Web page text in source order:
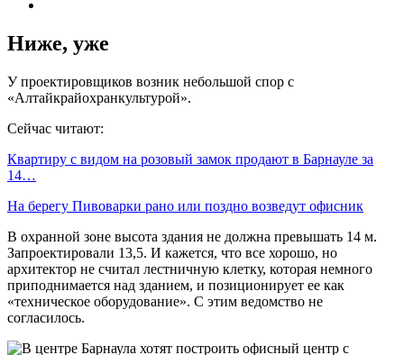
Ниже, уже
У проектировщиков возник небольшой спор с
«Алтайкрайохранкультурой».
Сейчас читают:
Квартиру с видом на розовый замок продают в Барнауле за
14…
На берегу Пивоварки рано или поздно возведут офисник
В охранной зоне высота здания не должна превышать 14 м.
Запроектировали 13,5. И кажется, что все хорошо, но
архитектор не считал лестничную клетку, которая немного
приподнимается над зданием, и позиционирует ее как
«техническое оборудование». С этим ведомство не
согласилось.